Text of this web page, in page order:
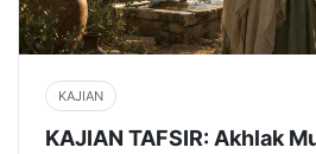
KAJIAN
KAJIAN TAFSIR: Akhlak